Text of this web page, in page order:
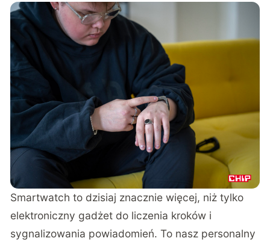
Smartwatch to dzisiaj znacznie więcej, niż tylko
elektroniczny gadżet do liczenia kroków i
sygnalizowania powiadomień. To nasz personalny